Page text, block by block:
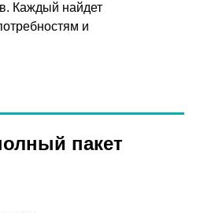
Каждый найдет
и
пакет